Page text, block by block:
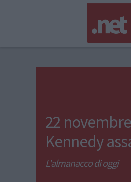
22
Kennedy
L'almanacco di oggi